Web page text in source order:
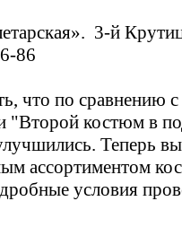
3-й
86
что по сравнению
"Второй костюм в
Теперь
ассортиментом
условия